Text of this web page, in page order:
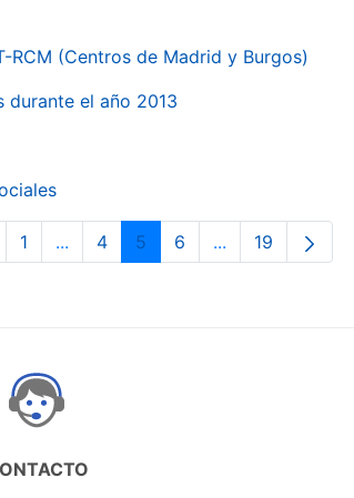
(Centros de Madrid y Burgos)
durante el año 2013
Página
1 ...Páginas intermedias Use TAB
Página
4 Página
5 Página
6 ...PáginasPágina
19